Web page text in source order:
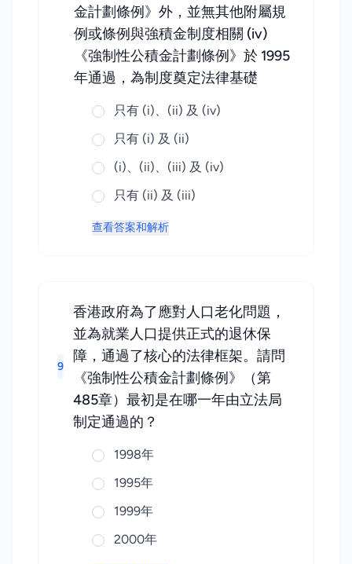
金計劃條例》外，並無其他附屬規
例或條例與強積金制度相關 (iv)
《強制性公積金計劃條例》於 1995
年通過，為制度奠定法律基礎
只有 (i)、(ii) 及 (iv)
只有 (i) 及 (ii)
(i)、(ii)、(iii) 及 (iv)
只有 (ii) 及 (iii)
查看答案和解析
9
香港政府為了應對人口老化問題，
並為就業人口提供正式的退休保
障，通過了核心的法律框架。請問
《強制性公積金計劃條例》（第
485章）最初是在哪一年由立法局
制定通過的？
1998年
1995年
1999年
2000年